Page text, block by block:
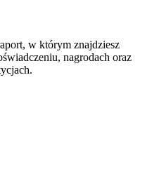
w którym znajdziesz
nagrodach oraz